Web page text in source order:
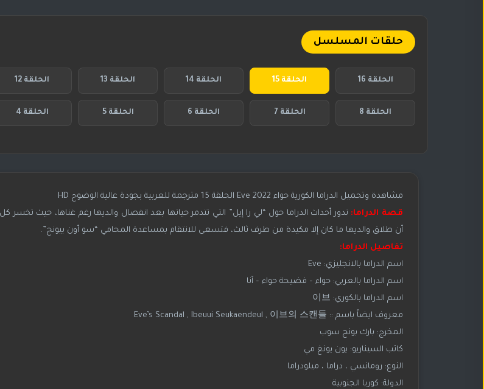
حلقات المسلسل
الحلقة 16 الحلقة 15 الحلقة 14 الحلقة 13 الحلقة 12
الحلقة 8 الحلقة 7 الحلقة 6 الحلقة 5 الحلقة 4
مشاهدة وتحميل الدراما الكورية حواء Eve 2022 الحلقة 15 مترجمة للعربية بجودة عالية الوضوح HD
قصة الدراما: تدور أحداث الدراما حول “لي را إيل” التي تتدمر حياتها بعد انفصال والديها رغم غناها، حيث
أن طلاق والديها ما كان إلا مكيدة من طرف ثالث، فتسعى للانتقام بمساعدة المحامي “سو أون بيونج”.
تفاصيل الدراما:
اسم الدراما بالانجليزي: Eve
اسم الدراما بالعربي: حواء – فضيحة حواء – آنا
اسم الدراما بالكوري: 이브
معروف ايضاً باسم :: Eve’s Scandal , Ibeuui Seukaendeul , 이브의 스캔들
المخرج: بارك بونج سوب
كاتب السيناريو: يون يونغ مي
النوع: رومانسي ، دراما ، ميلودراما
الدولة: كوريا الجنوبية